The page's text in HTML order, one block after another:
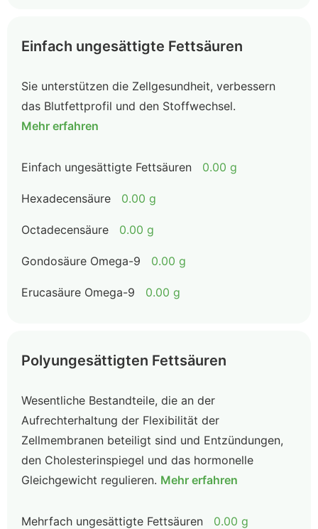
Einfach ungesättigte Fettsäuren
Sie unterstützen die Zellgesundheit, verbessern
das Blutfettprofil und den Stoffwechsel.
Mehr erfahren
Einfach ungesättigte Fettsäuren 0.00 g
Hexadecensäure 0.00 g
Octadecensäure 0.00 g
Gondosäure Omega-9 0.00 g
Erucasäure Omega-9 0.00 g
Polyungesättigten Fettsäuren
Wesentliche Bestandteile, die an der
Aufrechterhaltung der Flexibilität der
Zellmembranen beteiligt sind und Entzündungen,
den Cholesterinspiegel und das hormonelle
Gleichgewicht regulieren. Mehr erfahren
Mehrfach ungesättigte Fettsäuren 0.00 g